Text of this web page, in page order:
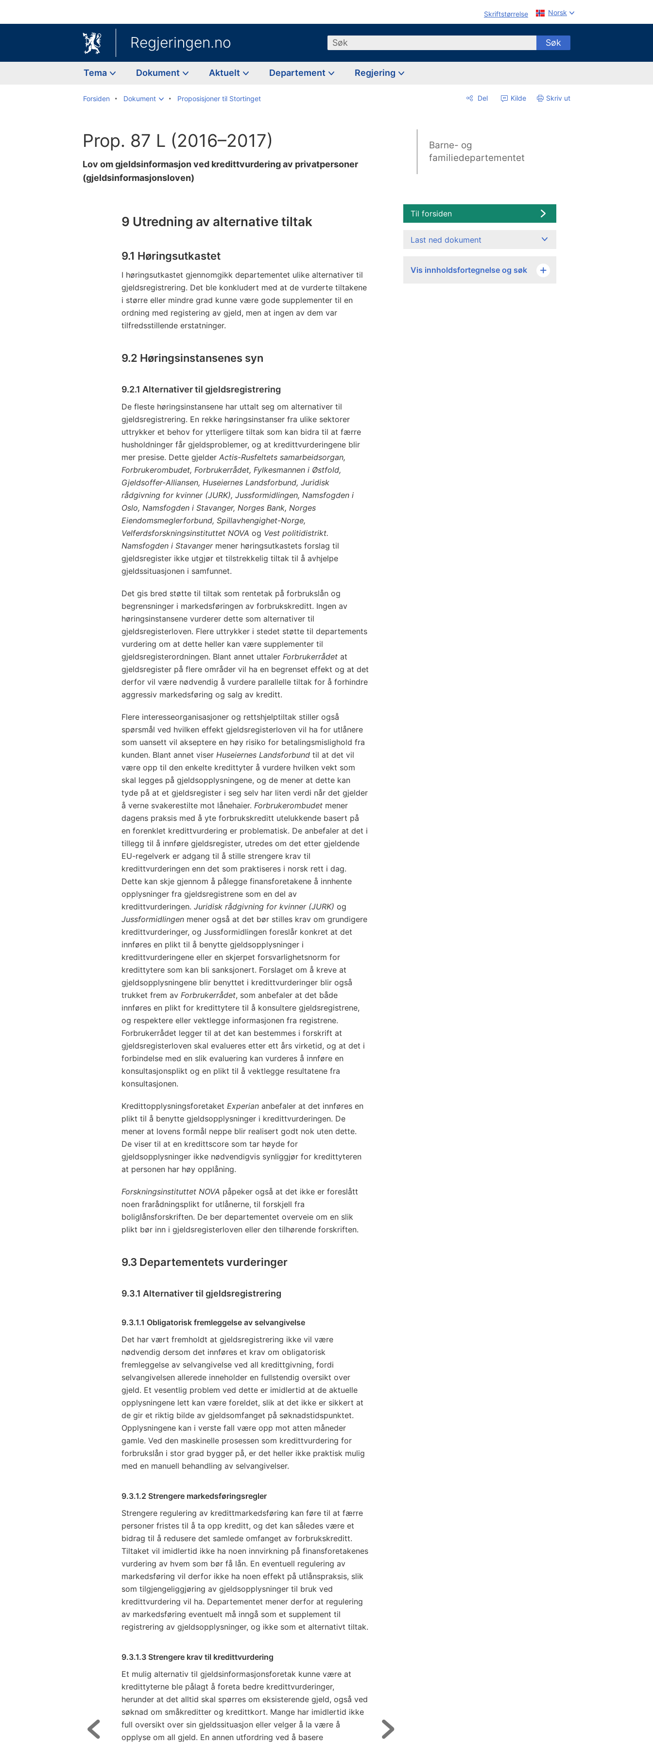
Skriftstørrelse Norsk
Regjeringen.no Søk Søk
Tema Dokument Aktuelt Departement Regjering
Forsiden Dokument Proposisjoner til Stortinget Del Kilde Skriv ut
Prop. 87 L (2016–2017)
Lov om gjeldsinformasjon ved kredittvurdering av privatpersoner
(gjeldsinformasjonsloven)
Barne- og
familiedepartementet
9 Utredning av alternative tiltak
9.1 Høringsutkastet
I høringsutkastet gjennomgikk departementet ulike alternativer til
gjeldsregistrering. Det ble konkludert med at de vurderte tiltakene
i større eller mindre grad kunne være gode supplementer til en
ordning med registering av gjeld, men at ingen av dem var
tilfredsstillende erstatninger.
9.2 Høringsinstansenes syn
9.2.1 Alternativer til gjeldsregistrering
De fleste høringsinstansene har uttalt seg om alternativer til
gjeldsregistrering. En rekke høringsinstanser fra ulike sektorer
uttrykker et behov for ytterligere tiltak som kan bidra til at færre
husholdninger får gjeldsproblemer, og at kredittvurderingene blir
mer presise. Dette gjelder Actis-Rusfeltets samarbeidsorgan,
Forbrukerombudet, Forbrukerrådet, Fylkesmannen i Østfold,
Gjeldsoffer-Alliansen, Huseiernes Landsforbund, Juridisk
rådgivning for kvinner (JURK), Jussformidlingen, Namsfogden i
Oslo, Namsfogden i Stavanger, Norges Bank, Norges
Eiendomsmeglerforbund, Spillavhengighet-Norge,
Velferdsforskningsinstituttet NOVA og Vest politidistrikt.
Namsfogden i Stavangermener høringsutkastets forslag til
gjeldsregister ikke utgjør et tilstrekkelig tiltak til å avhjelpe
gjeldssituasjonen i samfunnet.
Det gis bred støtte til tiltak som rentetak på forbrukslån og
begrensninger i markedsføringen av forbrukskreditt. Ingen av
høringsinstansene vurderer dette som alternativer til
gjeldsregisterloven. Flere uttrykker i stedet støtte til departements
vurdering om at dette heller kan være supplementer til
gjeldsregisterordningen. Blant annet uttaler Forbrukerrådet at
gjeldsregister på flere områder vil ha en begrenset effekt og at det
derfor vil være nødvendig å vurdere parallelle tiltak for å forhindre
aggressiv markedsføring og salg av kreditt.
Flere interesseorganisasjoner og rettshjelptiltak stiller også
spørsmål ved hvilken effekt gjeldsregisterloven vil ha for utlånere
som uansett vil akseptere en høy risiko for betalingsmislighold fra
kunden. Blant annet viser Huseiernes Landsforbund til at det vil
være opp til den enkelte kredittyter å vurdere hvilken vekt som
skal legges på gjeldsopplysningene, og de mener at dette kan
tyde på at et gjeldsregister i seg selv har liten verdi når det gjelder
å verne svakerestilte mot lånehaier. Forbrukerombudet mener
dagens praksis med å yte forbrukskreditt utelukkende basert på
en forenklet kredittvurdering er problematisk. De anbefaler at det i
tillegg til å innføre gjeldsregister, utredes om det etter gjeldende
EU-regelverk er adgang til å stille strengere krav til
kredittvurderingen enn det som praktiseres i norsk rett i dag.
Dette kan skje gjennom å pålegge finansforetakene å innhente
opplysninger fra gjeldsregistrene som en del av
kredittvurderingen. Juridisk rådgivning for kvinner (JURK) og
Jussformidlingen mener også at det bør stilles krav om grundigere
kredittvurderinger, og Jussformidlingen foreslår konkret at det
innføres en plikt til å benytte gjeldsopplysninger i
kredittvurderingene eller en skjerpet forsvarlighetsnorm for
kredittytere som kan bli sanksjonert. Forslaget om å kreve at
gjeldsopplysningene blir benyttet i kredittvurderinger blir også
trukket frem av Forbrukerrådet, som anbefaler at det både
innføres en plikt for kredittytere til å konsultere gjeldsregistrene,
og respektere eller vektlegge informasjonen fra registrene.
Forbrukerrådet legger til at det kan bestemmes i forskrift at
gjeldsregisterloven skal evalueres etter ett års virketid, og at det i
forbindelse med en slik evaluering kan vurderes å innføre en
konsultasjonsplikt og en plikt til å vektlegge resultatene fra
konsultasjonen.
Kredittopplysningsforetaket Experian anbefaler at det innføres en
plikt til å benytte gjeldsopplysninger i kredittvurderingen. De
mener at lovens formål neppe blir realisert godt nok uten dette.
De viser til at en kredittscore som tar høyde for
gjeldsopplysninger ikke nødvendigvis synliggjør for kredittyteren
at personen har høy opplåning.
Forskningsinstituttet NOVA påpeker også at det ikke er foreslått
noen frarådningsplikt for utlånerne, til forskjell fra
boliglånsforskriften. De ber departementet overveie om en slik
plikt bør inn i gjeldsregisterloven eller den tilhørende forskriften.
9.3 Departementets vurderinger
9.3.1 Alternativer til gjeldsregistrering
9.3.1.1 Obligatorisk fremleggelse av selvangivelse
Det har vært fremholdt at gjeldsregistrering ikke vil være
nødvendig dersom det innføres et krav om obligatorisk
fremleggelse av selvangivelse ved all kredittgivning, fordi
selvangivelsen allerede inneholder en fullstendig oversikt over
gjeld. Et vesentlig problem ved dette er imidlertid at de aktuelle
opplysningene lett kan være foreldet, slik at det ikke er sikkert at
de gir et riktig bilde av gjeldsomfanget på søknadstidspunktet.
Opplysningene kan i verste fall være opp mot atten måneder
gamle. Ved den maskinelle prosessen som kredittvurdering for
forbrukslån i stor grad bygger på, er det heller ikke praktisk mulig
med en manuell behandling av selvangivelser.
9.3.1.2 Strengere markedsføringsregler
Strengere regulering av kredittmarkedsføring kan føre til at færre
personer fristes til å ta opp kreditt, og det kan således være et
bidrag til å redusere det samlede omfanget av forbrukskreditt.
Tiltaket vil imidlertid ikke ha noen innvirkning på finansforetakenes
vurdering av hvem som bør få lån. En eventuell regulering av
markedsføring vil derfor ikke ha noen effekt på utlånspraksis, slik
som tilgjengeliggjøring av gjeldsopplysninger til bruk ved
kredittvurdering vil ha. Departementet mener derfor at regulering
av markedsføring eventuelt må inngå som et supplement til
registrering av gjeldsopplysninger, og ikke som et alternativt tiltak.
9.3.1.3 Strengere krav til kredittvurdering
Et mulig alternativ til gjeldsinformasjonsforetak kunne være at
kredittyterne ble pålagt å foreta bedre kredittvurderinger,
herunder at det alltid skal spørres om eksisterende gjeld, også ved
søknad om småkreditter og kredittkort. Mange har imidlertid ikke
full oversikt over sin gjeldssituasjon eller velger å la være å
opplyse om all gjeld. En annen utfordring ved å basere
Til forsiden
Last ned dokument
Vis innholdsfortegnelse og søk